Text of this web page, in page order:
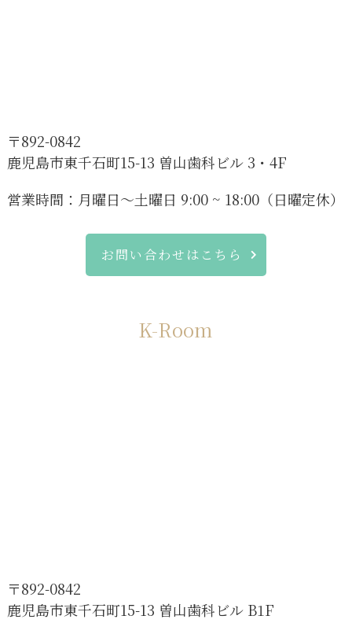
〒892-0842
鹿児島市東千石町15-13 曽山歯科ビル 3・4F
営業時間： 月曜日～土曜日 9:00 ~ 18:00（日曜定休）
お問い合わせはこちら
K-Room
〒892-0842
鹿児島市東千石町15-13 曽山歯科ビル B1F